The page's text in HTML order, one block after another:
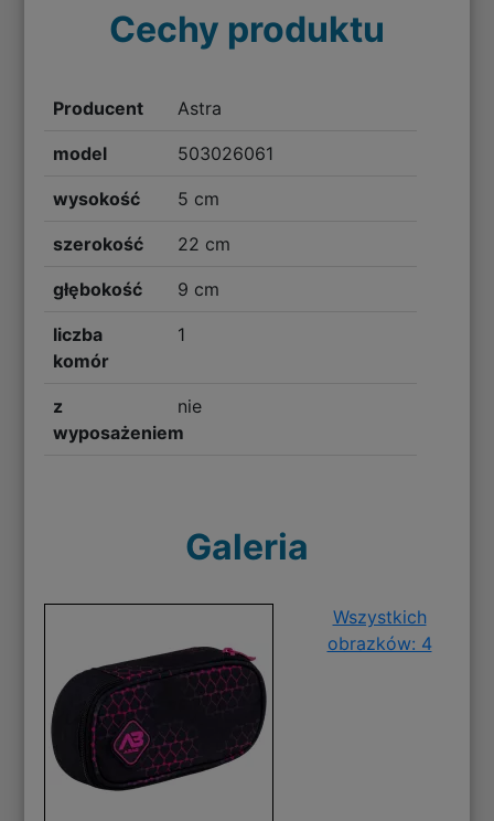
Cechy produktu
Producent Astra
model 503026061
wysokość 5 cm
szerokość 22 cm
głębokość 9 cm
liczba
komór
1
z
wyposażeniem
nie
Galeria
Wszystkich
obrazków: 4